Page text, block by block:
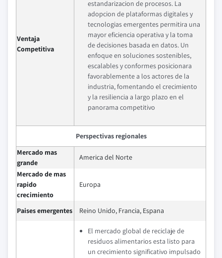
Ventaja
Competitiva
estandarizacion de procesos. La
adopcion de plataformas digitales y
tecnologias emergentes permitira una
mayor eficiencia operativa y la toma
de decisiones basada en datos. Un
enfoque en soluciones sostenibles,
escalables y conformes posicionara
favorablemente a los actores de la
industria, fomentando el crecimiento
y la resiliencia a largo plazo en el
panorama competitivo
Perspectivas regionales
Mercado mas
grande
America del Norte
Mercado de mas
rapido
crecimiento
Europa
Paises emergentes Reino Unido, Francia, Espana
El mercado global de reciclaje de
residuos alimentarios esta listo para
un crecimiento significativo impulsado